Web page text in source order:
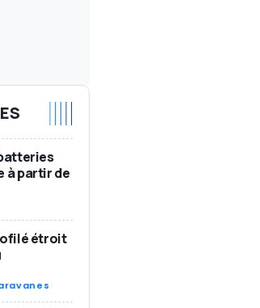
à partir de
étroit